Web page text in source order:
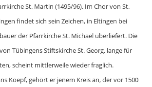
St. Martin (1495/96). Im Chor von St.
findet sich sein Zeichen, in Eltingen bei
der Pfarrkirche St. Michael überliefert. Die
Tübingens Stiftskirche St. Georg, lange für
scheint mittlerweile wieder fraglich.
Koepf, gehört er jenem Kreis an, der vor 1500